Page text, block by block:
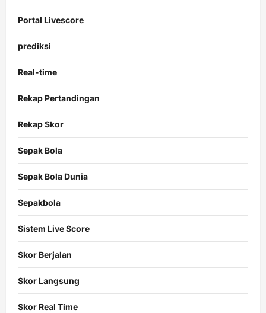
Portal Livescore
prediksi
Real-time
Rekap Pertandingan
Rekap Skor
Sepak Bola
Sepak Bola Dunia
Sepakbola
Sistem Live Score
Skor Berjalan
Skor Langsung
Skor Real Time